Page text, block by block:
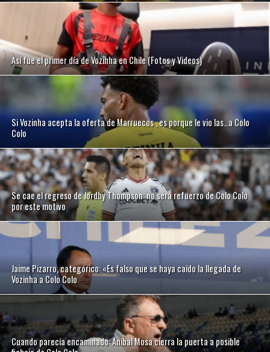
Así fue el primer día de Vozinha en Chile (Fotos y Videos)
Si Vozinha acepta la oferta de Marruecos , es porque le vio las…a Colo
Colo
Se cae el regreso de Jordhy Thompson: no será refuerzo de Colo Colo
por este motivo
Jaime Pizarro, categórico: «Es falso que se haya caído la llegada de
Vozinha a Colo Colo
Cuando parecía encaminado: Aníbal Mosa cierra la puerta a posible